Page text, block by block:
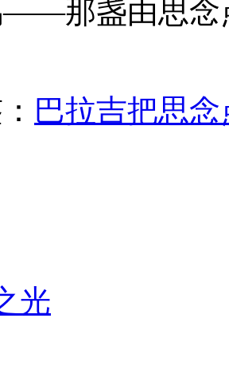
那盏由思念
巴拉吉把思念
光